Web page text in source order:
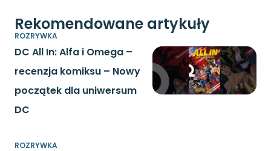
Rekomendowane artykuły
ROZRYWKA
DC All In: Alfa i Omega –
recenzja komiksu – Nowy
początek dla uniwersum
DC
ROZRYWKA